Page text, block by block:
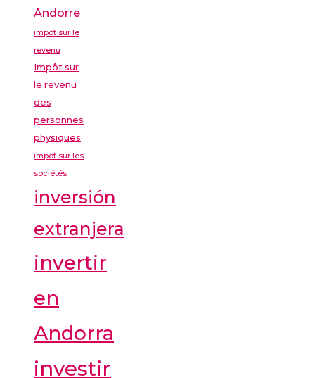
Andorre
impôt sur le
revenu
Impôt sur
le revenu
des
personnes
physiques
impôt sur les
sociétés
inversión
extranjera
invertir
en
Andorra
investir